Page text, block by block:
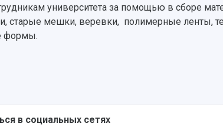
университета за помощью в сборе
старые мешки, веревки, полимерные ленты,
формы.
в социальных сетях